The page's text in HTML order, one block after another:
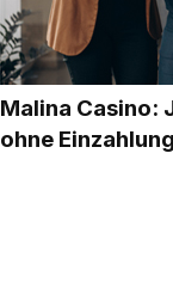
Malina Casino:
ohne